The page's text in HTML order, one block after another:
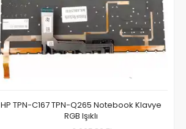
HP TPN-C167 TPN-Q265 Notebook Klavye
RGB Işıklı